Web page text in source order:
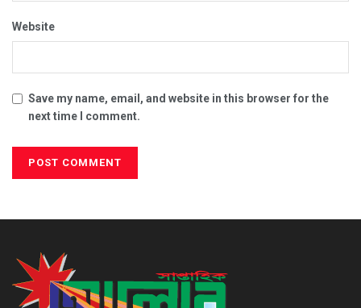
Website
Save my name, email, and website in this browser for the
next time I comment.